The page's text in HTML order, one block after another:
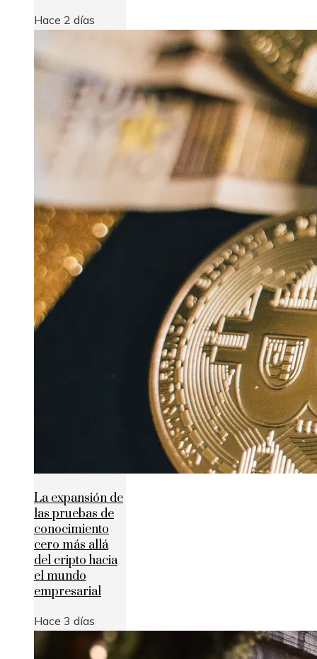
Hace 2 días
La expansión de
las pruebas de
conocimiento
cero más allá
del cripto hacia
el mundo
empresarial
Hace 3 días